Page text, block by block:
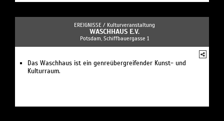
EREIGNISSE / Kulturveranstaltung
WASCHHAUS E.V.
Potsdam, Schiffbauergasse 1
Das Waschhaus ist ein genreübergreifender Kunst- und
Kulturraum.